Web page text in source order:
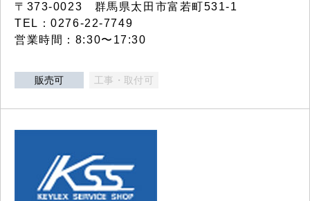
〒373-0023 群馬県太田市富若町531-1
TEL：0276-22-7749
営業時間：8:30〜17:30
販売可 工事・取付可